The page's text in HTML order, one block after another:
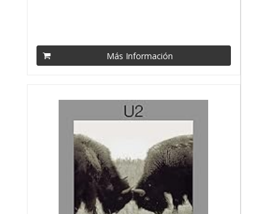
Más Información